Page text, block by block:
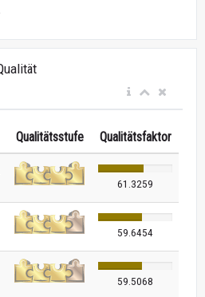
Qualitätsstufe Qualitätsfaktor
61.3259
59.6454
59.5068